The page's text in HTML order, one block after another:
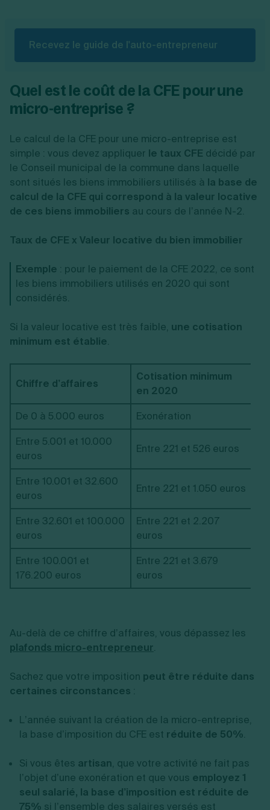
Recevez le guide de l'auto-entrepreneur
Quel est le coût de la CFE pour une
micro-entreprise ?
Le calcul de la CFE pour une micro-entreprise est
simple : vous devez appliquer le taux CFE décidé par
le Conseil municipal de la commune dans laquelle
sont situés les biens immobiliers utilisés à la base de
calcul de la CFE qui correspond à la valeur locative
de ces biens immobiliers au cours de l’année N-2.
Taux de CFE x Valeur locative du bien immobilier
Exemple : pour le paiement de la CFE 2022, ce sont
les biens immobiliers utilisés en 2020 qui sont
considérés.
Si la valeur locative est très faible, une cotisation
minimum est établie.
Chiffre d’affaires
Cotisation minimum
en 2020
De 0 à 5.000 euros
Exonération
Entre 5.001 et 10.000
euros
Entre 221 et 526 euros
Entre 10.001 et 32.600
euros
Entre 221 et 1.050 euros
Entre 32.601 et 100.000
euros
Entre 221 et 2.207
euros
Entre 100.001 et
176.200 euros
Entre 221 et 3.679
euros
Au-delà de ce chiffre d’affaires, vous dépassez les
plafonds micro-entrepreneur.
Sachez que votre imposition peut être réduite dans
certaines circonstances :
L’année suivant la création de la micro-entreprise,
la base d’imposition du CFE est réduite de 50%.
Si vous êtes artisan, que votre activité ne fait pas
l’objet d’une exonération et que vous employez 1
seul salarié, la base d’imposition est réduite de
75% si l’ensemble des salaires versés est